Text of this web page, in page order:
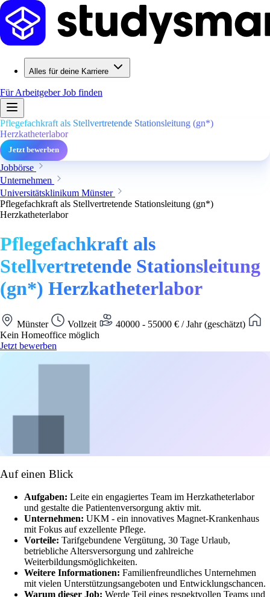
Alles für deine Karriere
Für ArbeitgeberJob finden
Pflegefachkraft als Stellvertretende Stationsleitung (gn*)
Herzkatheterlabor
Jetzt bewerben
Jobbörse
Unternehmen
Universitätsklinikum Münster
Pflegefachkraft als Stellvertretende Stationsleitung (gn*)
Herzkatheterlabor
Pflegefachkraft als
Stellvertretende Stationsleitung
(gn*) Herzkatheterlabor
Münster Vollzeit
40000 - 55000 € / Jahr (geschätzt)
Kein Homeoffice möglich
Jetzt bewerben
Auf einen Blick
Aufgaben: Leite ein engagiertes Team im Herzkatheterlabor
und gestalte die Patientenversorgung aktiv mit.
Unternehmen: UKM - ein innovatives Magnet-Krankenhaus
mit Fokus auf exzellente Pflege.
Vorteile: Tarifgebundene Vergütung, 30 Tage Urlaub,
betriebliche Altersversorgung und zahlreiche
Weiterbildungsmöglichkeiten.
Weitere Informationen: Familienfreundliches Unternehmen
mit vielen Unterstützungsangeboten und Entwicklungschancen.
Warum dieser Job: Werde Teil eines respektvollen Teams und